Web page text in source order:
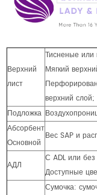
Верхний
лист
Тисненые или
Мягкий
верхний слой;
Подложка
Абсорбент
Основной
Вес SAP и
АДЛ
С ADL или без
Доступные
Сумочка: